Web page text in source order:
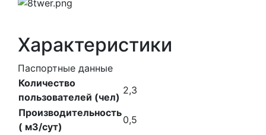
Характеристики
Паспортные данные
Количество
пользователей (чел)
2,3
Производительность
( м3/сут)
0,5